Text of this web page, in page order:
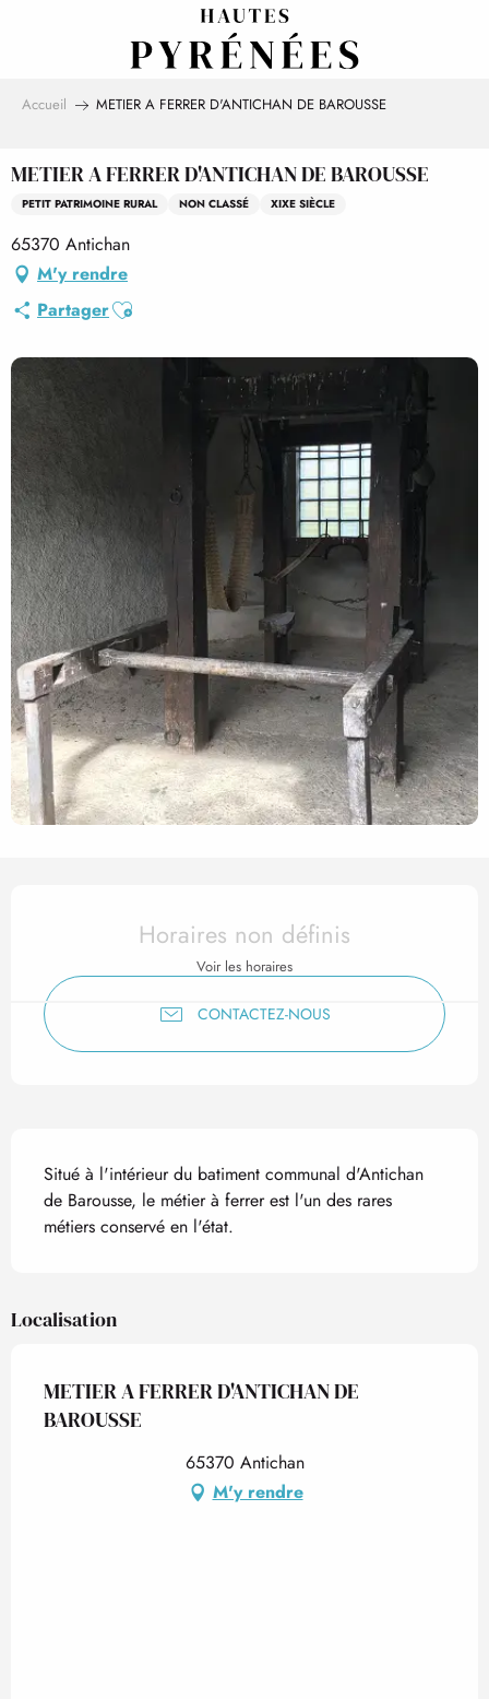
Accueil METIER A FERRER D'ANTICHAN DE BAROUSSE
METIER A FERRER D'ANTICHAN DE BAROUSSE
PETIT PATRIMOINE RURAL NON CLASSÉ XIXE SIÈCLE
65370 Antichan
M'y rendre
PartagerAjouter aux favoris
Ouverture et coordonnées
Horaires non définis
Voir les horaires
CONTACTEZ-NOUS
Description
Situé à l'intérieur du batiment communal d'Antichan
de Barousse, le métier à ferrer est l'un des rares
métiers conservé en l'état.
Localisation
METIER A FERRER D'ANTICHAN DE
BAROUSSE
65370 Antichan
M'y rendre